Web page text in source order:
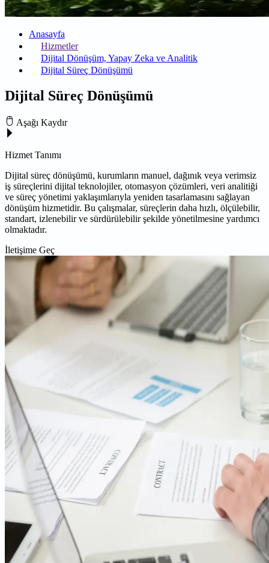
Anasayfa
Hizmetler
Dijital Dönüşüm, Yapay Zeka ve Analitik
Dijital Süreç Dönüşümü
Dijital Süreç Dönüşümü
Aşağı Kaydır
Hizmet Tanımı
Dijital süreç dönüşümü, kurumların manuel, dağınık veya verimsiz
iş süreçlerini dijital teknolojiler, otomasyon çözümleri, veri analitiği
ve süreç yönetimi yaklaşımlarıyla yeniden tasarlamasını sağlayan
dönüşüm hizmetidir. Bu çalışmalar, süreçlerin daha hızlı, ölçülebilir,
standart, izlenebilir ve sürdürülebilir şekilde yönetilmesine yardımcı
olmaktadır.
İletişime Geç